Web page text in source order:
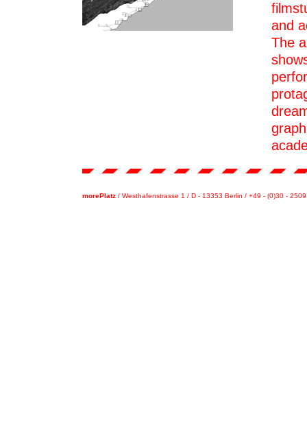
and
The
morePlatz / Westhafenstrasse 1 / D - 13353 Berlin / +49 - (0)30 -